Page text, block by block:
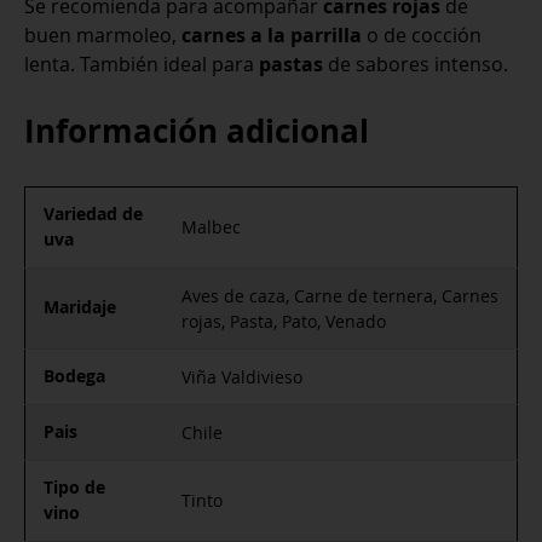
Se recomienda para acompañar carnes rojas de
buen marmoleo, carnes a la parrilla o de cocción
lenta. También ideal para pastas de sabores intenso.
Información adicional
Variedad de
uva
Malbec
Maridaje
Aves de caza, Carne de ternera, Carnes
rojas, Pasta, Pato, Venado
Bodega Viña Valdivieso
Pais Chile
Tipo de
vino
Tinto